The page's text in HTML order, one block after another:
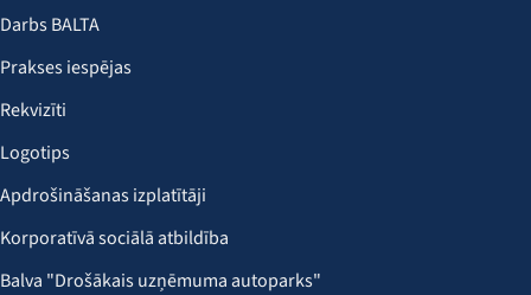
Darbs BALTA
Prakses iespējas
Rekvizīti
Logotips
Apdrošināšanas izplatītāji
Korporatīvā sociālā atbildība
Balva "Drošākais uzņēmuma autoparks"